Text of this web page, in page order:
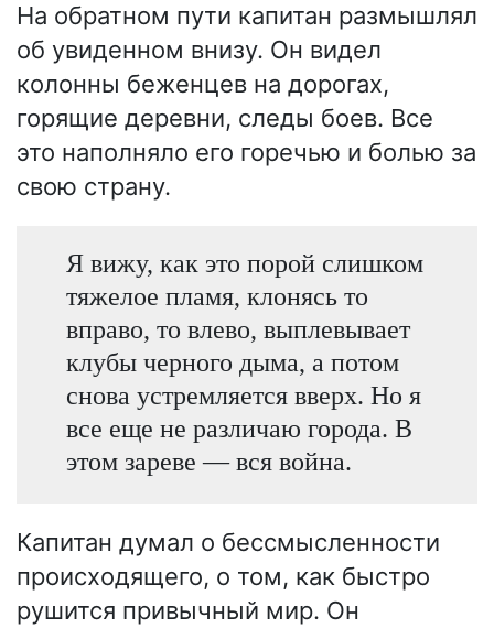
На обратном пути капитан размышлял
об увиденном внизу. Он видел
колонны беженцев на дорогах,
горящие деревни, следы боев. Все
это наполняло его горечью и болью за
свою страну.
Я вижу, как это порой слишком
тяжелое пламя, клонясь то
вправо, то влево, выплевывает
клубы черного дыма, а потом
снова устремляется вверх. Но я
все еще не различаю города. В
этом зареве — вся война.
Капитан думал о бессмысленности
происходящего, о том, как быстро
рушится привычный мир. Он